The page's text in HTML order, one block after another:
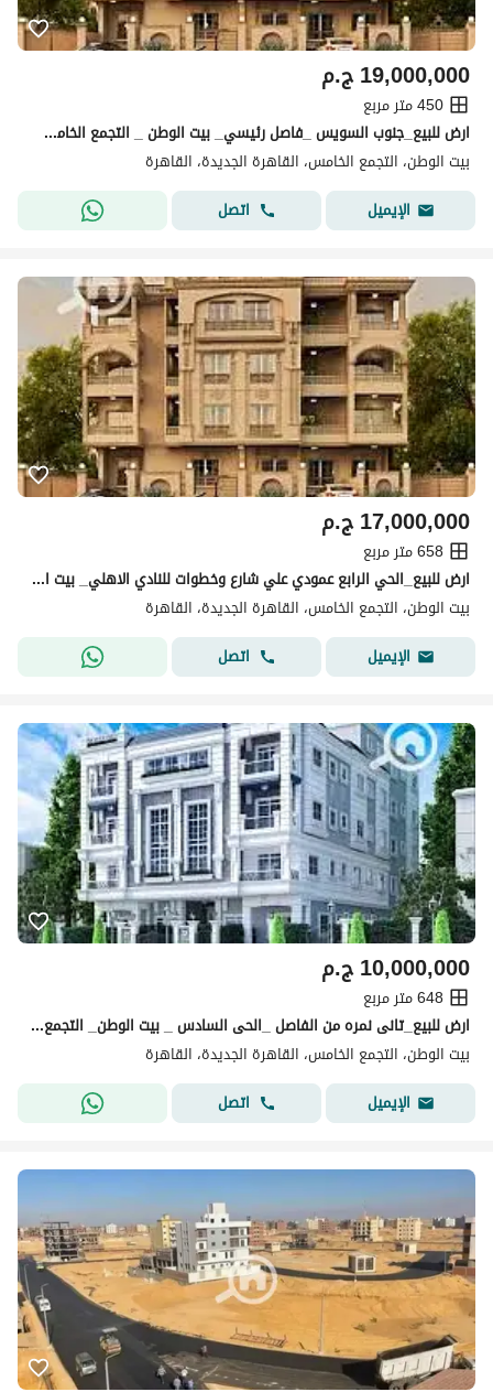
ج.م19,000,000
450 متر مربع
ارض للبيع_جنوب السويس _فاصل رئيسي_ بيت الوطن _ التجمع الخامس _ القاهرة الجديدة
بيت الوطن، التجمع الخامس، القاهرة الجديدة، القاهرة
الإيميل
اتصل
ج.م17,000,000
658 متر مربع
ارض للبيع_الحي الرابع عمودي علي شارع وخطوات للنادي الاهلي_ بيت الوطن _ التجمع الخامس _ القاهرة الجديدة
بيت الوطن، التجمع الخامس، القاهرة الجديدة، القاهرة
الإيميل
اتصل
ج.م10,000,000
648 متر مربع
ارض للبيع_تانى نمره من الفاصل _الحى السادس _ بيت الوطن_ التجمع الخامس_ القاهرة الجديدة
بيت الوطن، التجمع الخامس، القاهرة الجديدة، القاهرة
الإيميل
اتصل